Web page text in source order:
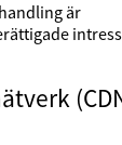
är